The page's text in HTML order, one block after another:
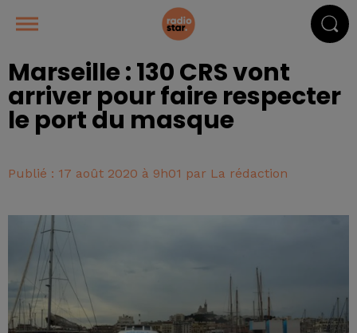
Marseille : 130 CRS vont
arriver pour faire respecter
le port du masque
Publié : 17 août 2020 à 9h01 par La rédaction